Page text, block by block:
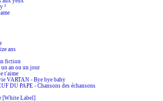
²
ans
fiction
an ou un jour
t'aime
VARTAN - Bye bye baby
DU PAPE - Chansons des échansons
[White Label]